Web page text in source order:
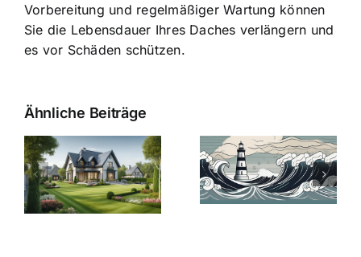
Vorbereitung und regelmäßiger Wartung können
Sie die Lebensdauer Ihres Daches verlängern und
es vor Schäden schützen.
Ähnliche Beiträge
Bauzinsen im
Sturm: Die
aktuelle
Entwicklung
Die Evolution
der
Bauzinsen: Ein
Blick in die